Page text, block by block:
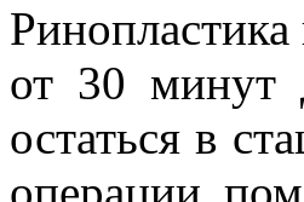
от 30 минут
остаться в
операции